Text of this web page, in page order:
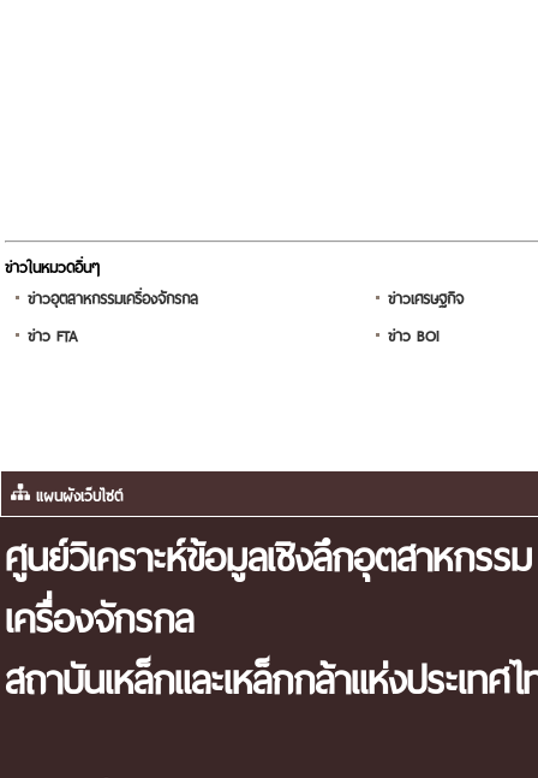
ข่าวในหมวดอื่นๆ
ข่าวอุตสาหกรรมเครื่องจักรกล
ข่าวเศรษฐกิจ
ข่าว FTA
ข่าว BOI
แผนผังเว็บไซต์
ศูนย์วิเคราะห์ข้อมูลเชิงลึกอุตสาหกรรม
เครื่องจักรกล
สถาบันเหล็กและเหล็กกล้าแห่งประเทศ